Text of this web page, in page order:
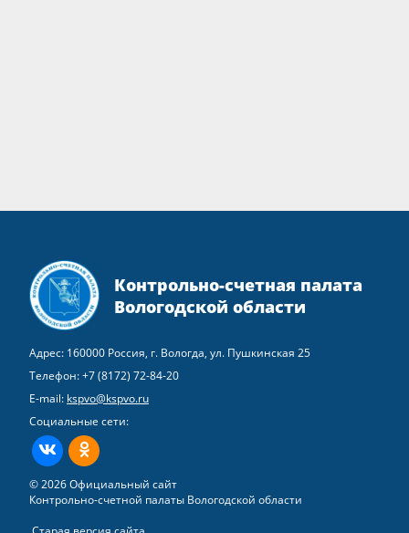
Контрольно-счетная палата
Вологодской области
Адрес: 160000 Россия, г. Вологда, ул. Пушкинская 25
Телефон:+7 (8172) 72-84-20
E-mail: kspvo@kspvo.ru
Социальные сети:
ВКонтактеОдноклассники
© 2026 Официальный сайт
Контрольно-счетной палаты Вологодской области